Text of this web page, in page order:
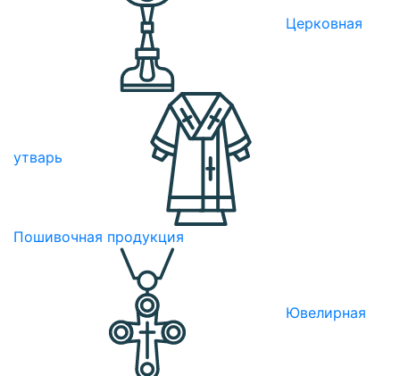
Церковная
утварь
Пошивочная продукция
Ювелирная